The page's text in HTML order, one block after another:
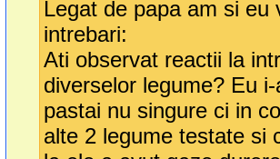
Legat de papa am si eu
intrebari:
Ati observat reactii la
diverselor legume? Eu
pastai nu singure ci in
alte 2 legume testate si